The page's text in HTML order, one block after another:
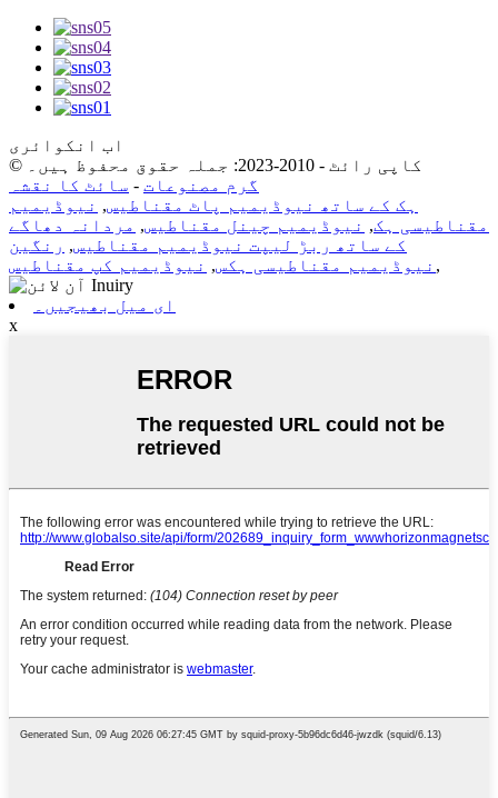
اب انکوائری
© کاپی رائٹ - 2010-2023: جملہ حقوق محفوظ ہیں۔
گرم مصنوعات - سائٹ کا نقشہ
ہک کے ساتھ نیوڈیمیم پاٹ مقناطیس, نیوڈیمیم
مقناطیسی ہک, نیوڈیمیم چینل مقناطیس, مردانہ دھاگے
کے ساتھ ربڑ لیپت نیوڈیمیم مقناطیس, رنگین
نیوڈیمیم مقناطیسی ہکس, نیوڈیمیم کپ مقناطیس ,
ای میل بھیجیں۔
x